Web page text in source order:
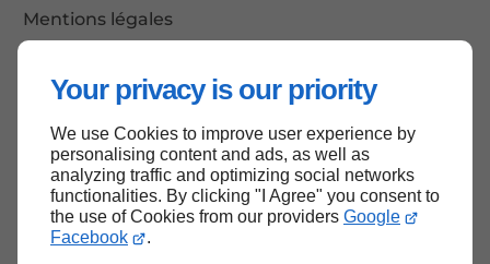
Your privacy is our priority
We use Cookies to improve user experience by
personalising content and ads, as well as
analyzing traffic and optimizing social networks
functionalities. By clicking "I Agree" you consent to
the use of Cookies from our providers Google
Facebook
.
Mentions légales
Haut de page